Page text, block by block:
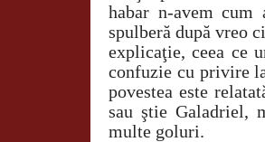
habar n-avem cum
spulberă după vreo
explicaţie, ceea ce
confuzie cu privire
povestea este
sau ştie Galadriel,
multe goluri.